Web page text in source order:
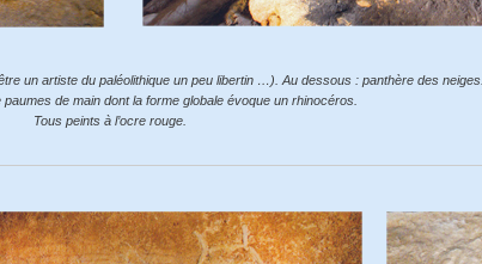
un artiste du paléolithique un peu libertin …). Au dessous : panthère des neiges.
de main dont la forme globale évoque un rhinocéros.
Tous peints à l’ocre rouge.